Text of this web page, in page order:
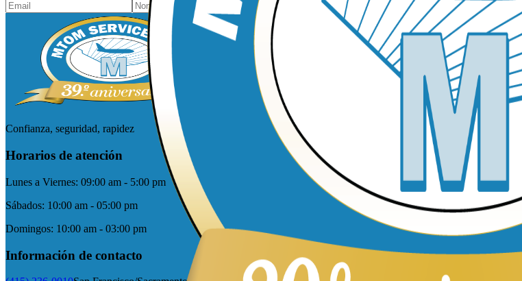
Suscribirme
Confianza, seguridad, rapidez
Horarios de atención
Lunes a Viernes: 09:00 am - 5:00 pm
Sábados: 10:00 am - 05:00 pm
Domingos: 10:00 am - 03:00 pm
Información de contacto